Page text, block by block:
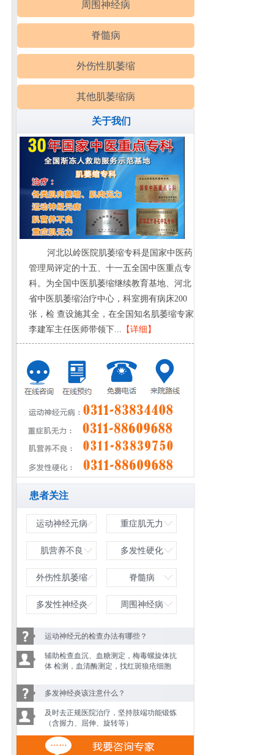
周围神经病
脊髓病
外伤性肌萎缩
其他肌萎缩病
关于我们
河北以岭医院肌萎缩专科是国家中医药
管理局评定的十五、十一五全国中医重点专
科。为全国中医肌萎缩继续教育基地、河北
省中医肌萎缩治疗中心，科室拥有病床200
张，检 查设施其全，在全国知名肌萎缩专家
李建军主任医师带领下... 【详细】
患者关注
运动神经元病 重症肌无力
肌营养不良 多发性硬化
外伤性肌萎缩 脊髓病
多发性神经炎 周围神经病
运动神经元的检查办法有哪些？
辅助检查血沉、血糖测定，梅毒螺旋体抗
体 检测，血清酶测定，找红斑狼疮细胞
多发神经炎该注意什么？
及时去正规医院治疗，坚持肢端功能锻炼
（含握力、屈伸、旋转等）